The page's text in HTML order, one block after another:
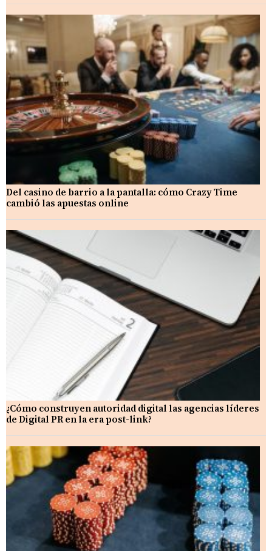
Del casino de barrio a la pantalla: cómo Crazy Time
cambió las apuestas online
¿Cómo construyen autoridad digital las agencias líderes
de Digital PR en la era post-link?